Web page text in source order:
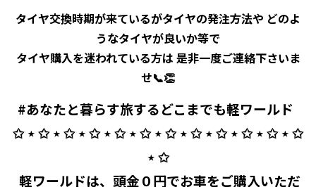
タイヤ交換時期が来ているがタイヤの発注方法や どのよ
うなタイヤが良いか等で
タイヤ購入を迷われている方は 是非一度ご連絡下さいま
せ📞👏
#あなたと暮らす旅するどこまでも軽ワールド ⁡ ⁡
✩ ⋆ ✩ ⋆ ✩ ⋆ ✩ ⋆ ✩ ⋆ ✩ ⋆ ✩ ⋆ ✩ ⋆ ✩ ⋆ ✩ ⋆ ✩ ⋆ ✩
⋆ ✩
⁡ 軽ワールドは、頭金０円でお車をご購入いただ